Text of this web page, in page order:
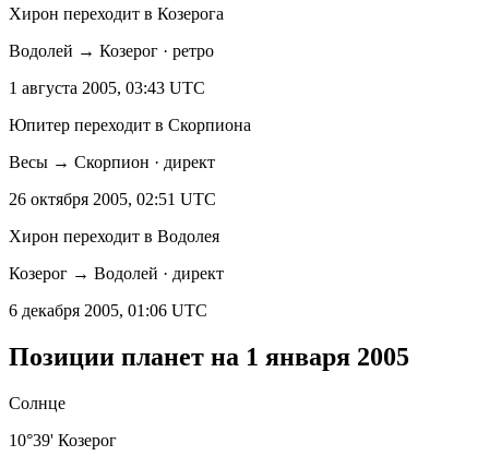
Хирон переходит в Козерога
Водолей → Козерог · ретро
1 августа 2005, 03:43 UTC
Юпитер переходит в Скорпиона
Весы → Скорпион · директ
26 октября 2005, 02:51 UTC
Хирон переходит в Водолея
Козерог → Водолей · директ
6 декабря 2005, 01:06 UTC
Позиции планет на 1 января 2005
Солнце
10°39' Козерог